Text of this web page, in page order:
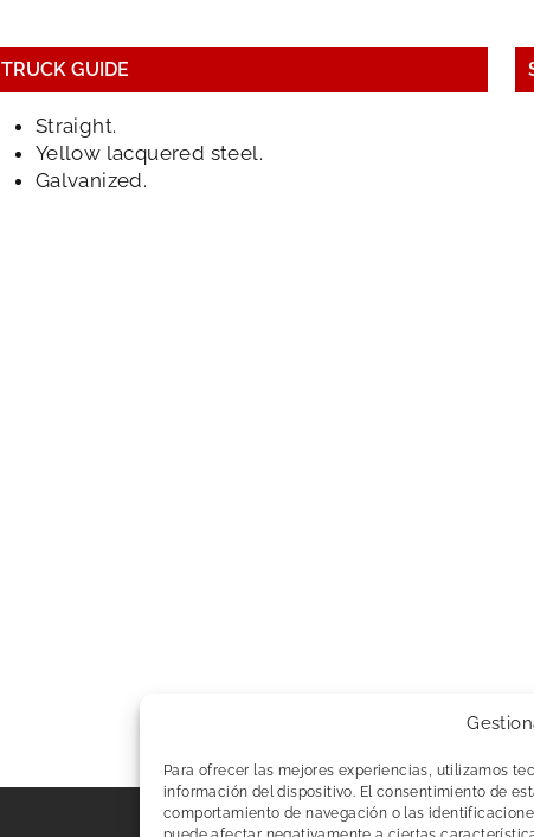
Para ofrecer las mejores experiencias, utilizamos
información del dispositivo. El consentimiento de
comportamiento de navegación o las
TRUCK GUIDE
Straight.
Yellow lacquered steel.
Galvanized.